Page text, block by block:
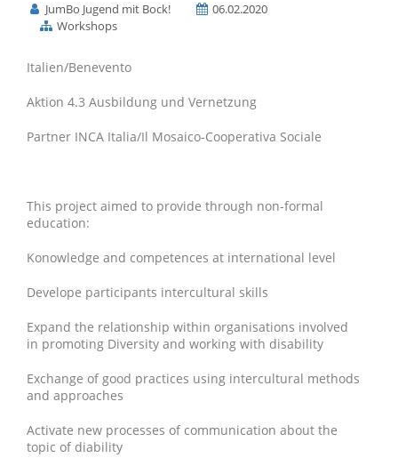
JumBo Jugend mit Bock!
06.02.2020
Workshops
Italien/Benevento
Aktion 4.3 Ausbildung und Vernetzung
Partner INCA Italia/Il Mosaico-Cooperativa Sociale
This project aimed to provide through non-formal
education:
Konowledge and competences at international level
Develope participants intercultural skills
Expand the relationship within organisations involved
in promoting Diversity and working with disability
Exchange of good practices using intercultural methods
and approaches
Activate new processes of communication about the
topic of diability